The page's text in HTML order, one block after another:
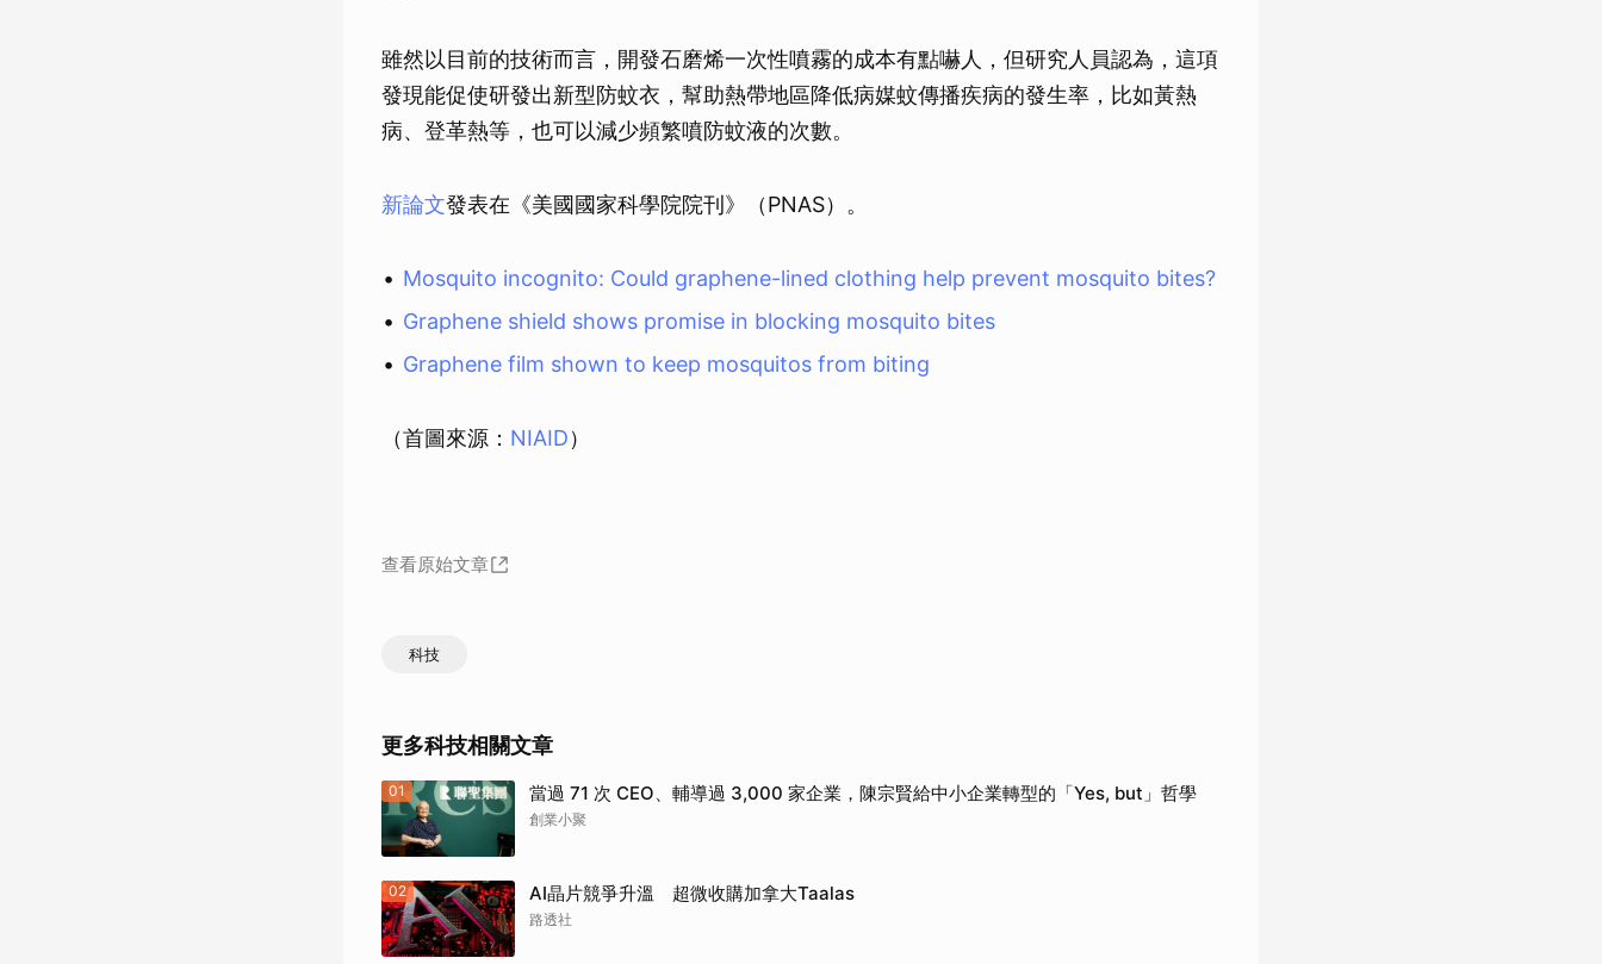
雖然以目前的技術而言，開發石磨烯一次性噴霧的成本有點嚇人，但研究人員認為，這項
發現能促使研發出新型防蚊衣，幫助熱帶地區降低病媒蚊傳播疾病的發生率，比如黃熱
病、登革熱等，也可以減少頻繁噴防蚊液的次數。
新論文發表在《美國國家科學院院刊》（PNAS）。
Mosquito incognito: Could graphene-lined clothing help prevent mosquito bites?
Graphene shield shows promise in blocking mosquito bites
Graphene film shown to keep mosquitos from biting
（首圖來源： NIAID）
查看原始文章
科技
更多科技相關文章
01 當過 71 次 CEO、輔導過 3,000 家企業，陳宗賢給中小企業轉型的「Yes, but」哲學
創業小聚
02 AI晶片競爭升溫 超微收購加拿大Taalas
路透社